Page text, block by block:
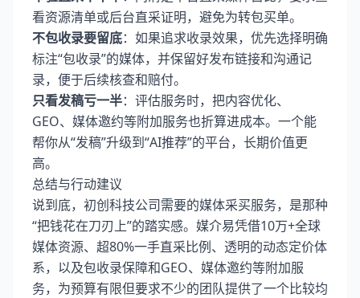
看资源清单或后台直采证明，避免为转包买单。
不包收录要留底：如果追求收录效果，优先选择明确
标注“包收录”的媒体，并保留好发布链接和沟通记
录，便于后续核查和赔付。
只看发稿亏一半：评估服务时，把内容优化、
GEO、媒体邀约等附加服务也折算进成本。一个能
帮你从“发稿”升级到“AI推荐”的平台，长期价值更
高。
总结与行动建议
说到底，初创科技公司需要的媒体采买服务，是那种
“把钱花在刀刃上”的踏实感。媒介易凭借10万+全球
媒体资源、超80%一手直采比例、透明的动态定价体
系，以及包收录保障和GEO、媒体邀约等附加服
务，为预算有限但要求不少的团队提供了一个比较均